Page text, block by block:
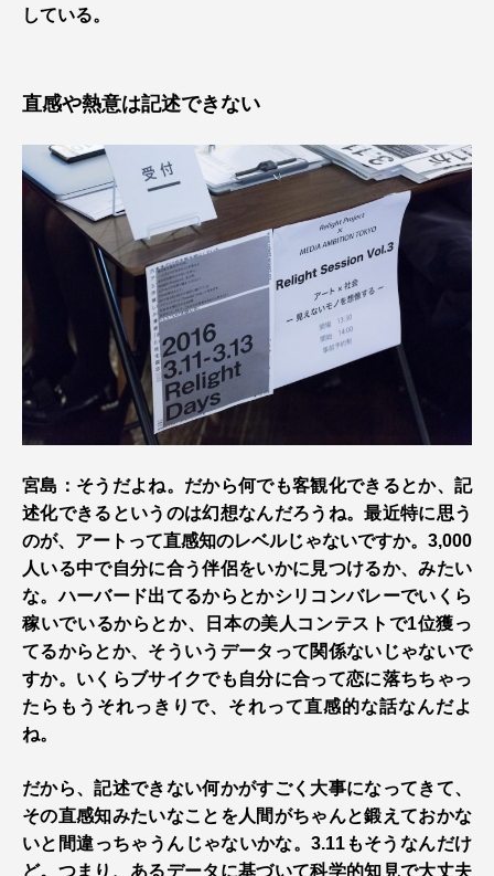
している。
直感や熱意は記述できない
宮島：そうだよね。だから何でも客観化できるとか、記
述化できるというのは幻想なんだろうね。最近特に思う
のが、アートって直感知のレベルじゃないですか。3,000
人いる中で自分に合う伴侶をいかに見つけるか、みたい
な。ハーバード出てるからとかシリコンバレーでいくら
稼いでいるからとか、日本の美人コンテストで1位獲っ
てるからとか、そういうデータって関係ないじゃないで
すか。いくらブサイクでも自分に合って恋に落ちちゃっ
たらもうそれっきりで、それって直感的な話なんだよ
ね。
だから、記述できない何かがすごく大事になってきて、
その直感知みたいなことを人間がちゃんと鍛えておかな
いと間違っちゃうんじゃないかな。3.11もそうなんだけ
ど。つまり、あるデータに基づいて科学的知見で大丈夫